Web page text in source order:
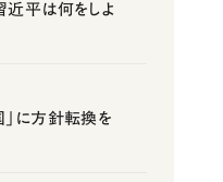
近平は何をしよ
」に方針転換を